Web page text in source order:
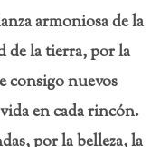
armoniosa de la
de la tierra, por la
consigo nuevos
en cada rincón.